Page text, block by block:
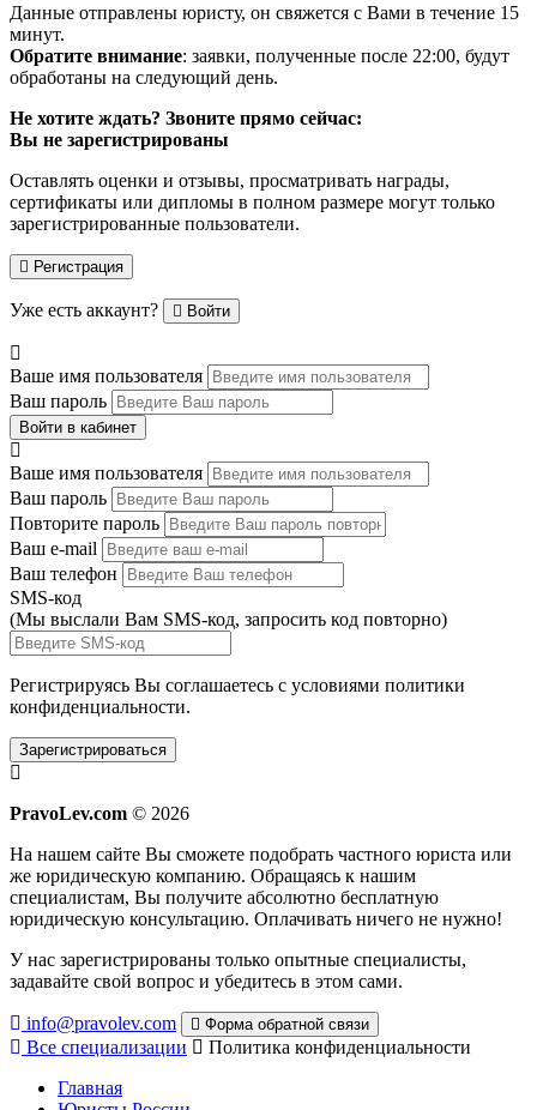
Данные отправлены юристу, он свяжется с Вами в течение 15
минут.
Обратите внимание: заявки, полученные после 22:00, будут
обработаны на следующий день.
Не хотите ждать? Звоните прямо сейчас:
Вы не зарегистрированы
Оставлять оценки и отзывы, просматривать награды,
сертификаты или дипломы в полном размере могут только
зарегистрированные пользователи.
Регистрация
Уже есть аккаунт? Войти
Ваше имя пользователя
Ваш пароль
Войти в кабинет
Ваше имя пользователя
Ваш пароль
Повторите пароль
Ваш e-mail
Ваш телефон
SMS-код
(Мы выслали Вам SMS-код, запросить код повторно)
Регистрируясь Вы соглашаетесь с условиями политики
конфиденциальности.
Зарегистрироваться
PravoLev.com © 2026
На нашем сайте Вы сможете подобрать частного юриста или
же юридическую компанию. Обращаясь к нашим
специалистам, Вы получите абсолютно бесплатную
юридическую консультацию. Оплачивать ничего не нужно!
У нас зарегистрированы только опытные специалисты,
задавайте свой вопрос и убедитесь в этом сами.
info@pravolev.com Форма обратной связи
Все специализации
Политика конфиденциальности
Главная